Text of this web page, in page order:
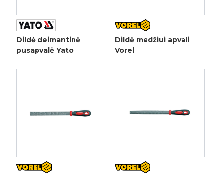
Dildė deimantinė
pusapvalė Yato
Dildė medžiui apvali
Vorel